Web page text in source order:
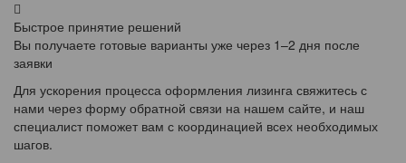
Быстрое принятие решений
Вы получаете готовые варианты уже через 1–2 дня после
заявки
Для ускорения процесса оформления лизинга свяжитесь с
нами через форму обратной связи на нашем сайте, и наш
специалист поможет вам с координацией всех необходимых
шагов.